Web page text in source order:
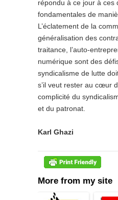
répondu à ce jour à ces
fondamentales de
L’éclatement de la
généralisation des
traitance, l’auto-
numérique sont des
syndicalisme de lutte
s’il veut rester au cœur
complicité du
et du patronat.
Karl Ghazi
More from my site